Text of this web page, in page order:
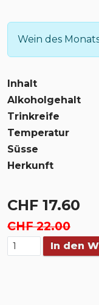
Wein des
Inhalt
Alkoholgehalt
Trinkreife
Temperatur
Süsse
Herkunft
CHF 17.60
CHF 22.00
In den